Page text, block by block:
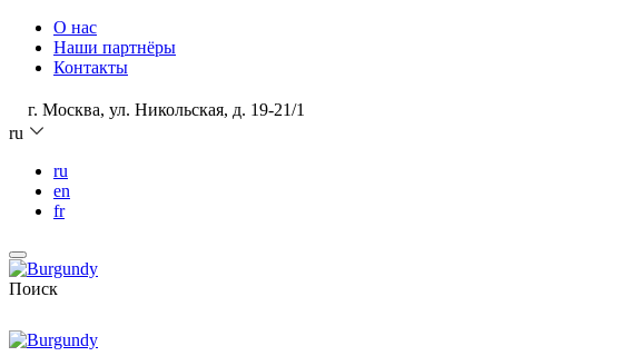
О нас
Наши партнёры
Контакты
г. Москва, ул. Никольская, д. 19-21/1
ru
ru
en
fr
Поиск